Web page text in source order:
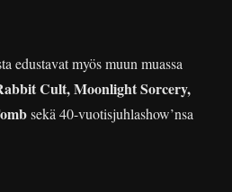
edustavat myös muun muassa
Cult, Moonlight Sorcery,
sekä 40-vuotisjuhlashow’nsa